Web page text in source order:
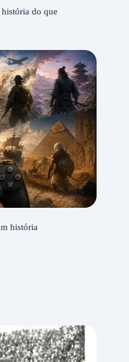
do que
história